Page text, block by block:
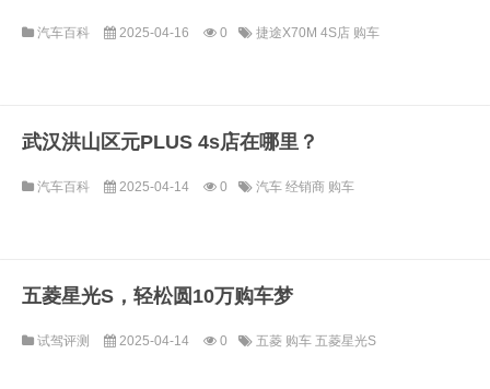
汽车百科 2025-04-16 0 捷途X70M 4S店 购车
武汉洪山区元PLUS 4s店在哪里？
汽车百科 2025-04-14 0 汽车 经销商 购车
五菱星光S，轻松圆10万购车梦
试驾评测 2025-04-14 0 五菱 购车 五菱星光S